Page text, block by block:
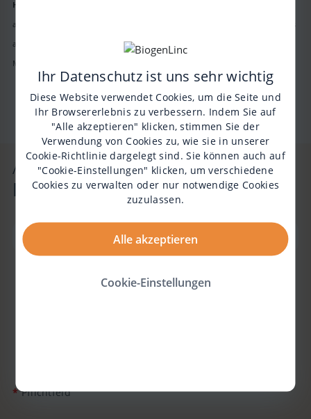
Ihr Datenschutz ist uns sehr wichtig
Diese Website verwendet Cookies, um die Seite und
Ihr Browsererlebnis zu verbessern. Indem Sie auf
"Alle akzeptieren" klicken, stimmen Sie der
Verwendung von Cookies zu, wie sie in unserer
Cookie-Richtlinie dargelegt sind. Sie können auch auf
"Cookie-Einstellungen" klicken, um verschiedene
Cookies zu verwalten oder nur notwendige Cookies
zuzulassen.
Alle akzeptieren
Cookie-Einstellungen
Hinweis:
ausdrücklich nicht der Produktplatzierung. Biogen nimmt keinerlei Einfluss
auf Umsatzgeschäfte der auf SMAlltalk sporadisch erkennbaren
Markenhersteller und es bestehen diesbezüglich keinerlei Erwartungen.
Biogen-238388
Abonniere unseren
Newsletter!
Durch das Ankreuzen dieses Kästchens willigst du
in den Empfang von E-Mails der Biogen GmbH über
*Pflichtfeld